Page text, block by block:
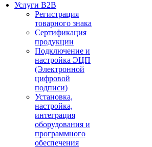
Услуги B2B
Регистрация
товарного знака
Сертификация
продукции
Подключение и
настройка ЭЦП
(Электронной
цифровой
подписи)
Установка,
настройка,
интеграция
оборудования и
программного
обеспечения